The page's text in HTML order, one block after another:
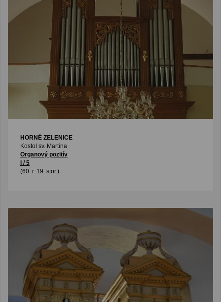
HORNÉ ZELENICE
Kostol sv. Martina
Organový pozitív
I / 5
(60. r. 19. stor.)